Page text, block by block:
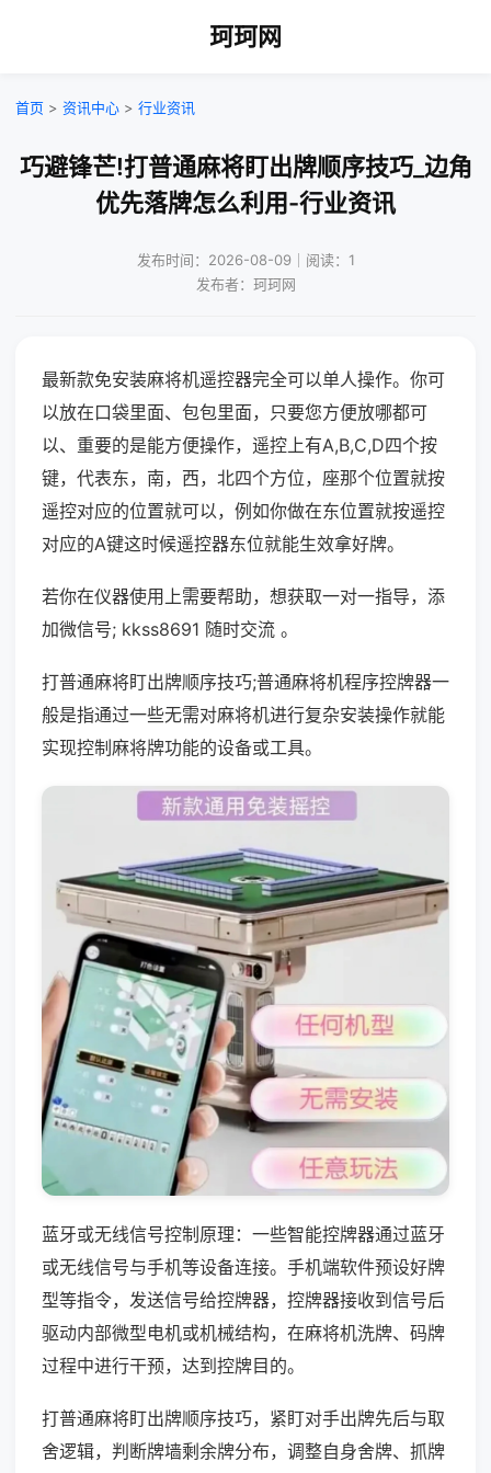
珂珂网
首页 > 资讯中心 > 行业资讯
巧避锋芒!打普通麻将盯出牌顺序技巧_边角
优先落牌怎么利用-行业资讯
发布时间：2026-08-09｜阅读：1
发布者：珂珂网
最新款免安装麻将机遥控器完全可以单人操作。你可
以放在口袋里面、包包里面，只要您方便放哪都可
以、重要的是能方便操作，遥控上有A,B,C,D四个按
键，代表东，南，西，北四个方位，座那个位置就按
遥控对应的位置就可以，例如你做在东位置就按遥控
对应的A键这时候遥控器东位就能生效拿好牌。
若你在仪器使用上需要帮助，想获取一对一指导，添
加微信号; kkss8691 随时交流 。
打普通麻将盯出牌顺序技巧;普通麻将机程序控牌器一
般是指通过一些无需对麻将机进行复杂安装操作就能
实现控制麻将牌功能的设备或工具。
蓝牙或无线信号控制原理：一些智能控牌器通过蓝牙
或无线信号与手机等设备连接。手机端软件预设好牌
型等指令，发送信号给控牌器，控牌器接收到信号后
驱动内部微型电机或机械结构，在麻将机洗牌、码牌
过程中进行干预，达到控牌目的。
打普通麻将盯出牌顺序技巧，紧盯对手出牌先后与取
舍逻辑，判断牌墙剩余牌分布，调整自身舍牌、抓牌